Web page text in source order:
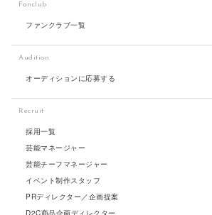
Fanclub
ファンクラブ一覧
Audition
オーディションに応募する
Recruit
採用一覧
芸能マネージャー
芸能チーフマネージャー
イベント制作スタッフ
PRディレクター／企画提案
D2C商品企画ディレクター